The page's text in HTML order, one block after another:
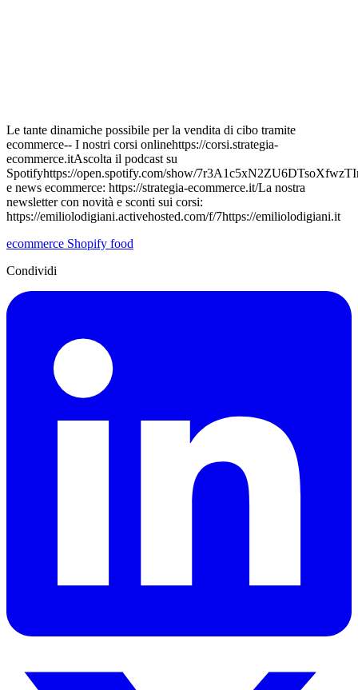
Le tante dinamiche possibile per la vendita di cibo tramite
ecommerce-- I nostri corsi onlinehttps://corsi.strategia-
ecommerce.itAscolta il podcast su
Spotifyhttps://open.spotify.com/show/
e news ecommerce: https://strategia-ecommerce.it/La nostra
newsletter con novità e sconti sui corsi:
https://emiliolodigiani.activehosted.com/f/7https://emiliolodigiani.it
ecommerce Shopify food
Condividi